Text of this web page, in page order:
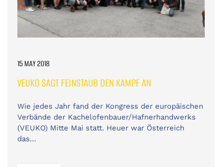
15 MAY 2018
VEUKO SAGT FEINSTAUB DEN KAMPF AN
Wie jedes Jahr fand der Kongress der europäischen
Verbände der Kachelofenbauer/Hafnerhandwerks
(VEUKO) Mitte Mai statt. Heuer war Österreich
das…